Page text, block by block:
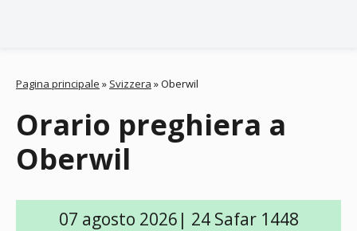
Pagina principale » Svizzera »Oberwil
Orario preghiera a
Oberwil
07 agosto 2026| 24 Safar 1448